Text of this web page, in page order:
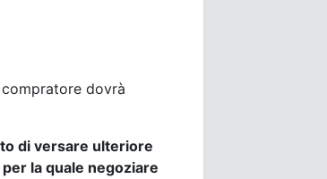
dovrà
di versare ulteriore
la quale negoziare